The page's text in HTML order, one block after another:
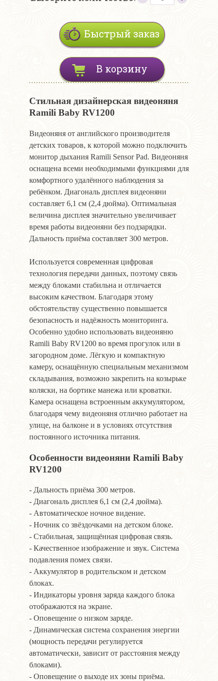
Быстрый заказ
В корзину
Стильная дизайнерская видеоняня
Ramili Baby RV1200
Видеоняня от английского производителя
детских товаров, к которой можно подключить
монитор дыхания Ramili Sensor Pad. Видеоняня
оснащена всеми необходимыми функциями для
комфортного удалённого наблюдения за
ребёнком. Диагональ дисплея видеоняни
составляет 6,1 см (2,4 дюйма). Оптимальная
величина дисплея значительно увеличивает
время работы видеоняни без подзарядки.
Дальность приёма составляет 300 метров.
Используется современная цифровая
технология передачи данных, поэтому связь
между блоками стабильна и отличается
высоким качеством. Благодаря этому
обстоятельству существенно повышается
безопасность и надёжность мониторинга.
Особенно удобно использовать видеоняню
Ramili Baby RV1200 во время прогулок или в
загородном доме. Лёгкую и компактную
камеру, оснащённую специальным механизмом
складывания, возможно закрепить на козырьке
коляски, на бортике манежа или кроватки.
Камера оснащена встроенным аккумулятором,
благодаря чему видеоняня отлично работает на
улице, на балконе и в условиях отсутствия
постоянного источника питания.
Особенности видеоняни Ramili Baby
RV1200
- Дальность приёма 300 метров.
- Диагональ дисплея 6,1 см (2,4 дюйма).
- Автоматическое ночное видение.
- Ночник со звёздочками на детском блоке.
- Стабильная, защищённая цифровая связь.
- Качественное изображение и звук. Система
подавления помех связи.
- Аккумулятор в родительском и детском
блоках.
- Индикаторы уровня заряда каждого блока
отображаются на экране.
- Оповещение о низком заряде.
- Динамическая система сохранения энергии
(мощность передачи регулируется
автоматически, зависит от расстояния между
блоками).
- Оповещение о выходе их зоны приёма.